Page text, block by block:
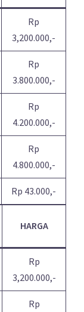
Rp
3,200.000,-
Rp
3.800.000,-
Rp
4.200.000,-
Rp
4.800.000,-
Rp 43.000,-
HARGA
Rp
3,200.000,-
Rp